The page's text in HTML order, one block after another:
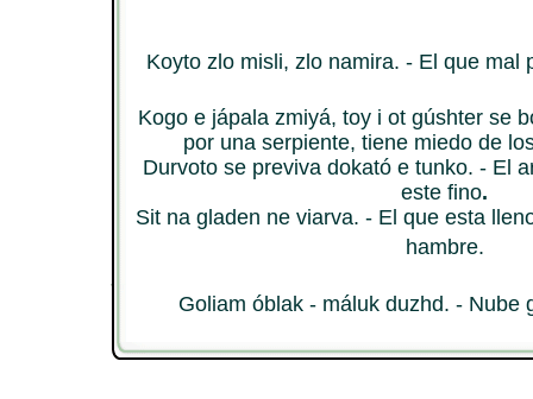
Koyto zlo misli, zlo namira. - El que mal
Kogo e jápala zmiyá, toy i ot gúshter se
por una serpiente, tiene miedo de
Durvoto se previva dokató e tunko. - El
este fino.
Sit na gladen ne viarva. - El que esta
hambre.
Goliam óblak - máluk duzhd. - Nube